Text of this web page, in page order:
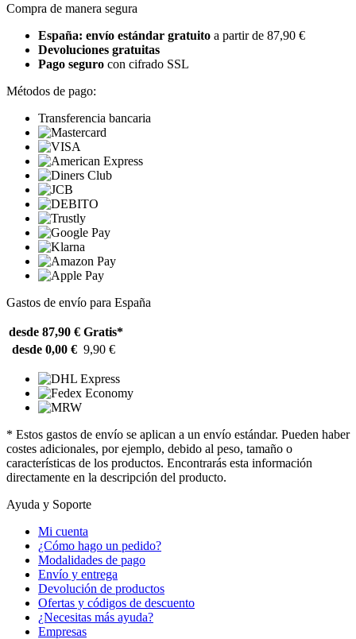
Compra de manera segura
España: envío estándar gratuito a partir de 87,90 €
Devoluciones gratuitas
Pago seguro con cifrado SSL
Métodos de pago:
Transferencia bancaria
Gastos de envío para España
desde 87,90 € Gratis*
desde 0,00 € 9,90 €
* Estos gastos de envío se aplican a un envío estándar. Pueden haber
costes adicionales, por ejemplo, debido al peso, tamaño o
características de los productos. Encontrarás esta información
directamente en la descripción del producto.
Ayuda y Soporte
Mi cuenta
¿Cómo hago un pedido?
Modalidades de pago
Envío y entrega
Devolución de productos
Ofertas y códigos de descuento
¿Necesitas más ayuda?
Empresas